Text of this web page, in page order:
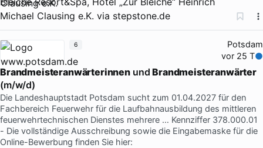
Michael Clausing e.K. via stepstone.de
Potsdam
vor 25 T
Brandmeisteranwärterinnen undBrandmeisteranwärter
(m/w/d)
Die Landeshauptstadt Potsdam sucht zum 01.04.2027 für den
Fachbereich Feuerwehr für die Laufbahnausbildung des mittleren
feuerwehrtechnischen Dienstes mehrere … Kennziffer 378.000.01
- Die vollständige Ausschreibung sowie die Eingabemaske für die
Online-Bewerbung finden Sie hier:
6